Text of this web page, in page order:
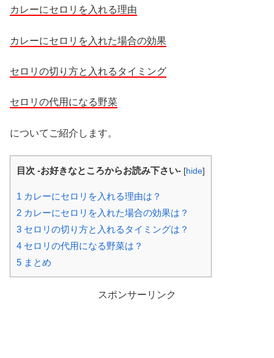
カレーにセロリを入れる理由
カレーにセロリを入れた場合の効果
セロリの切り方と入れるタイミング
セロリの代用になる野菜
についてご紹介します。
目次 -お好きなところからお読み下さい- [hide]
1 カレーにセロリを入れる理由は？
2 カレーにセロリを入れた場合の効果は？
3 セロリの切り方と入れるタイミングは？
4 セロリの代用になる野菜は？
5 まとめ
スポンサーリンク